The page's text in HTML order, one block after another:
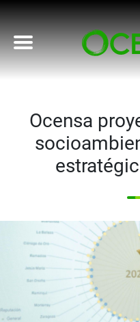
Pasar al contenido
Ocensa